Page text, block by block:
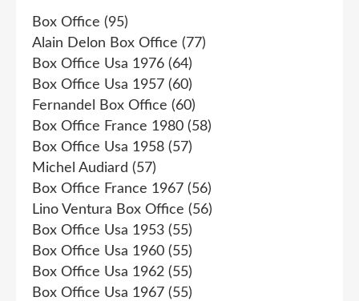
Box Office (95)
Alain Delon Box Office (77)
Box Office Usa 1976 (64)
Box Office Usa 1957 (60)
Fernandel Box Office (60)
Box Office France 1980 (58)
Box Office Usa 1958 (57)
Michel Audiard (57)
Box Office France 1967 (56)
Lino Ventura Box Office (56)
Box Office Usa 1953 (55)
Box Office Usa 1960 (55)
Box Office Usa 1962 (55)
Box Office Usa 1967 (55)